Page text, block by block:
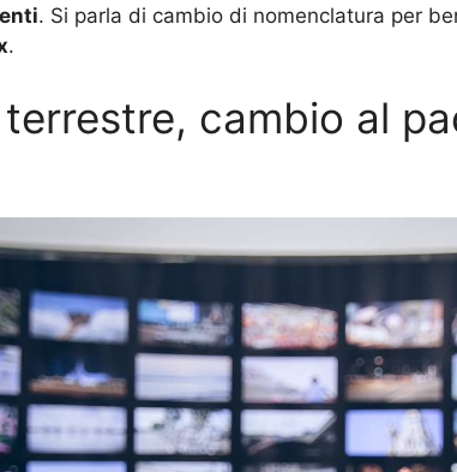
. Si parla di cambio di nomenclatura per
.
cambio al